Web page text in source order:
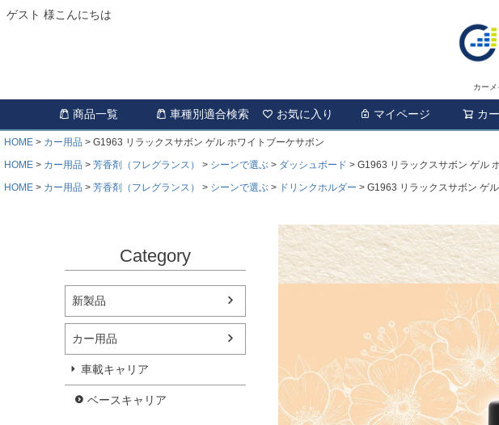
ゲスト 様こんにちは
カー
商品一覧 車種別適合検索 お気に入り マイページ カ
HOME カー用品
G1963 リラックスサボン ゲル ホワイトブーケサボン
HOME
カー用品 芳香剤（フレグランス） シーンで選ぶ ダッシュボード
G1963 リラックスサボン ゲル
HOME
カー用品 芳香剤（フレグランス） シーンで選ぶ ドリンクホルダー G1963 リラックスサボン ゲ
Category
新製品
カー用品
車載キャリア
ベースキャリア